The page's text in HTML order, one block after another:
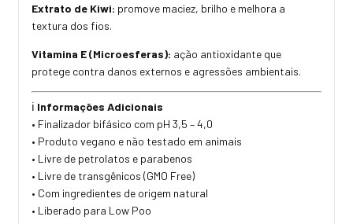
Extrato de Kiwi: promove maciez, brilho e melhora a
textura dos fios.
Vitamina E (Microesferas): ação antioxidante que
protege contra danos externos e agressões ambientais.
ℹ️ Informações Adicionais
• Finalizador bifásico com pH 3,5 – 4,0
• Produto vegano e não testado em animais
• Livre de petrolatos e parabenos
• Livre de transgênicos (GMO Free)
• Com ingredientes de origem natural
• Liberado para Low Poo